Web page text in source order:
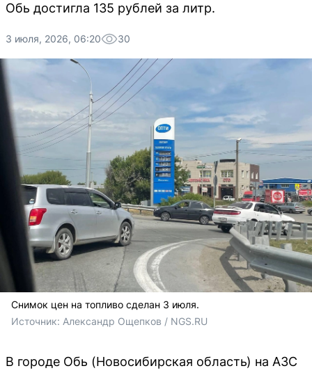
Обь достигла 135 рублей за литр.
3 июля, 2026, 06:20 30
Снимок цен на топливо сделан 3 июля.
Источник: Александр Ощепков / NGS.RU
В городе Обь (Новосибирская область) на АЗС